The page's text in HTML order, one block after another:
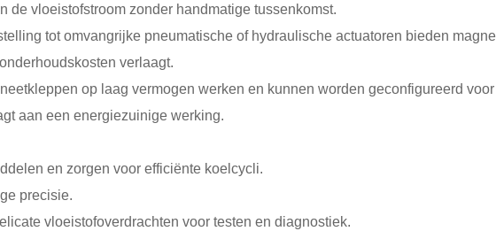
vloeistofstroom zonder handmatige tussenkomst.
tot omvangrijke pneumatische of hydraulische actuatoren bieden
verlaagt.
op laag vermogen werken en kunnen worden geconfigureerd voor
​​aan een energiezuinige werking.
en zorgen voor efficiënte koelcycli.
precisie.
vloeistofoverdrachten voor testen en diagnostiek.